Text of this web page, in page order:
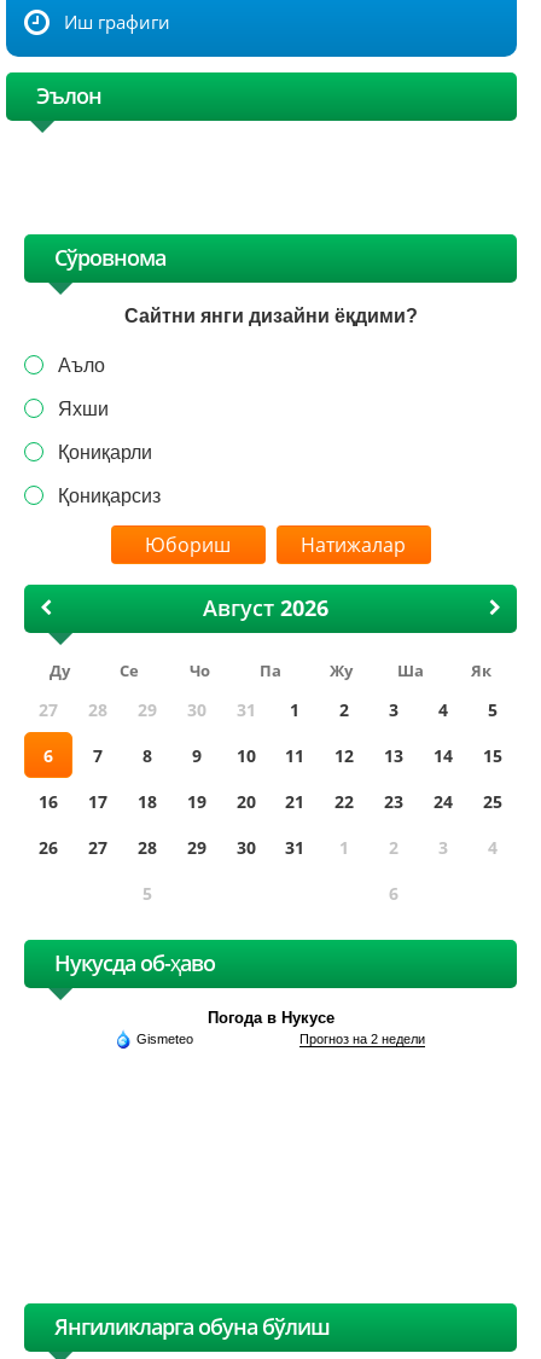
Иш графиги
Эълон
Сўровнома
Сайтни янги дизайни ёқдими?
Аъло
Яхши
Қониқарли
Қониқарсиз
Натижалар
Август
Ду Се Чо Па Жу Ша Як
27 28 29 30 31 1 2 3 4
5
6
7 8 9 10 11 12 13 14
15
16
17 18 19 20 21 22 23 24
25
26
27 28 29 30 31 1 2 3
4
5
6
Нукусда об-ҳаво
Погода в Нукусе
Gismeteo Прогноз на 2 недели
Янгиликларга обуна бўлиш